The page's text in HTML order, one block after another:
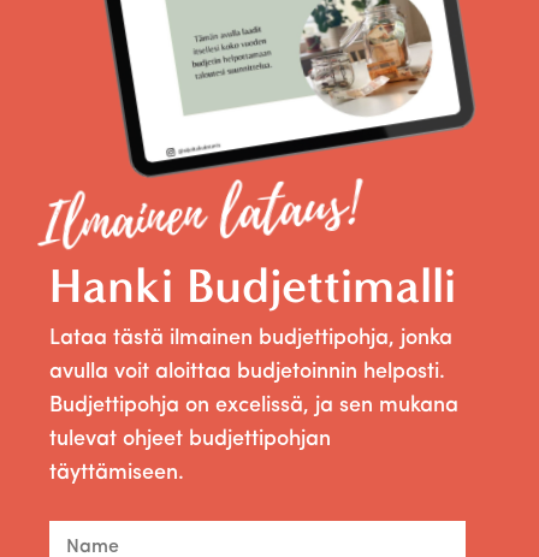
Ilmainen lataus!
Hanki Budjettimalli
Lataa tästä ilmainen budjettipohja, jonka
avulla voit aloittaa budjetoinnin helposti.
Budjettipohja on excelissä, ja sen mukana
tulevat ohjeet budjettipohjan
täyttämiseen.